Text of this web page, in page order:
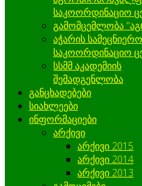
საკოორდინაციო
გამომცემლობა
აჭარის
საკოორდინაციო
სსმმ აკადემიის
შემადგენლობა
განცხადებები
სიახლეები
ინფორმაციები
არქივი
არქივი 2015
არქივი 2014
არქივი 2013